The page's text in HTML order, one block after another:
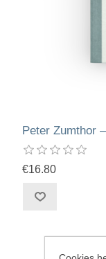
Peter Zumthor
€16.80